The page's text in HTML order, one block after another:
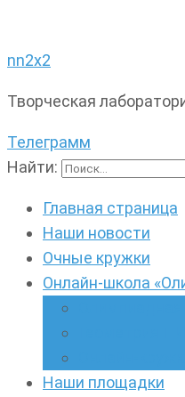
nn2x2
Творческая
Телеграмм
Найти:
Главная страница
Наши новости
Очные кружки
Онлайн-школа
Наши площадки